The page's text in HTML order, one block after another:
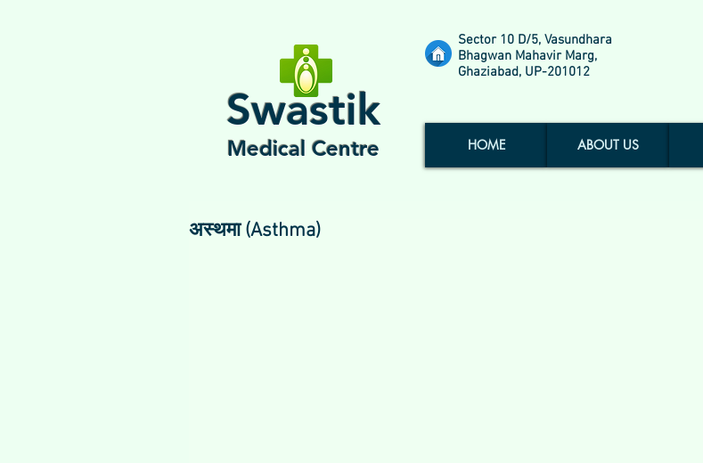
Swastik
Medical Centre
Sector 10 D/5, Vasundhara
Bhagwan Mahavir Marg,
Ghaziabad, UP-201012
HOME ABOUT US
अस्थमा (Asthma)